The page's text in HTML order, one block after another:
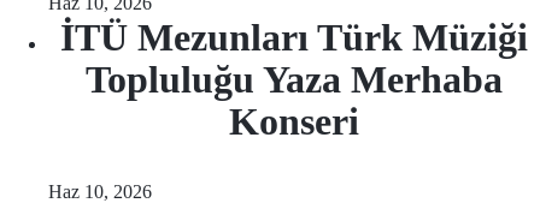
İTÜ Mezunları Türk Müziği
Topluluğu Yaza Merhaba
Konseri
Haz 10, 2026